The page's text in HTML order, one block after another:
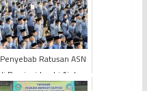
Penyebab Ratusan ASN
di Provinsi Jambi Ajukan